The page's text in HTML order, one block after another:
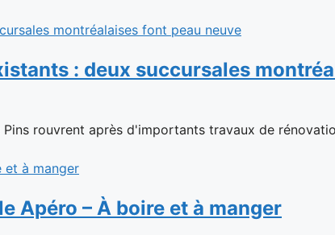
: deux succursales
rouvrent après d'importants travaux de
Apéro – À boire et à manger